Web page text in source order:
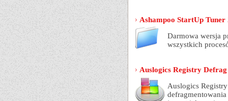
Ashampoo StartUp Tuner
Darmowa wersja
wszystkich
Auslogics Registry
Auslogics